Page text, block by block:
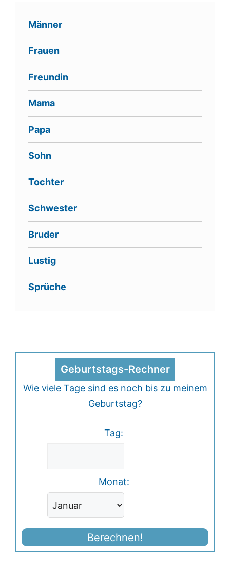
Männer
Frauen
Freundin
Mama
Papa
Sohn
Tochter
Schwester
Bruder
Lustig
Sprüche
Geburtstags-Rechner
Wie viele Tage sind es noch bis zu meinem
Geburtstag?
Tag:
Monat:
Berechnen!